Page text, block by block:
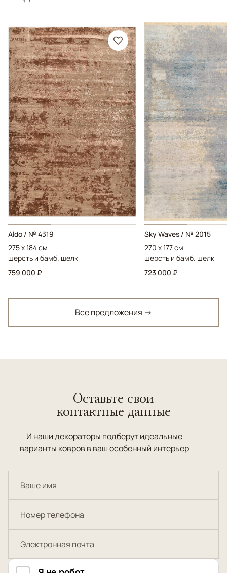
Aldo / № 4319
275 x 184 см
шерсть и бамб. шелк
759 000 ₽
Sky Waves / № 2015
270 x 177 см
шерсть и бамб. шелк
723 000 ₽
Все предложения →
Оставьте свои
контактные данные
И наши декораторы подберут идеальные
варианты ковров в ваш особенный интерьер